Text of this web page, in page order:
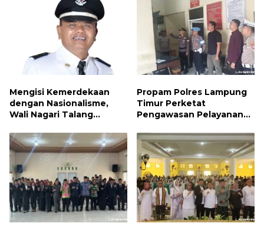
Mengisi Kemerdekaan
dengan Nasionalisme,
Wali Nagari Talang
Bendera Merah Putih
Sepanjang Agustus
Propam Polres Lampung
Timur Perketat
Pengawasan Pelayanan
Profesional dan Bebas
Penyimpangan